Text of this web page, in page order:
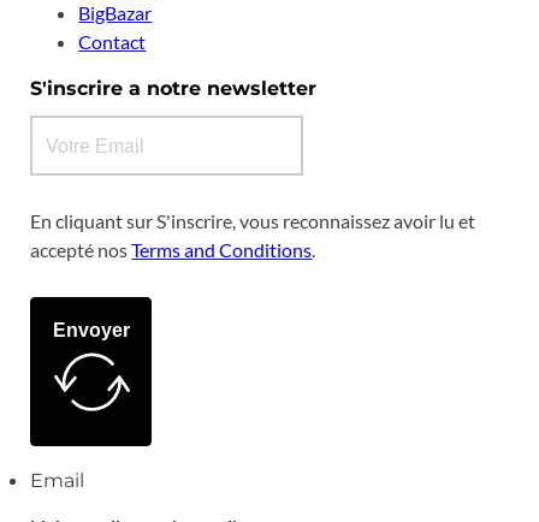
BigBazar
Contact
S'inscrire a notre newsletter
En cliquant sur S'inscrire, vous reconnaissez avoir lu et
accepté nosTerms and Conditions.
Envoyer
Email